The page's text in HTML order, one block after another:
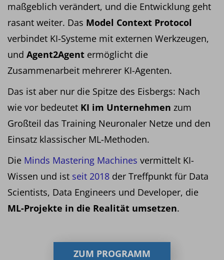
maßgeblich verändert, und die Entwicklung geht
rasant weiter. Das Model Context Protocol
verbindet KI-Systeme mit externen Werkzeugen,
und Agent2Agent ermöglicht die
Zusammenarbeit mehrerer KI-Agenten.
Das ist aber nur die Spitze des Eisbergs: Nach
wie vor bedeutet KI im Unternehmen zum
Großteil das Training Neuronaler Netze und den
Einsatz klassischer ML-Methoden.
Die Minds Mastering Machines vermittelt KI-
Wissen und ist seit 2018 der Treffpunkt für Data
Scientists, Data Engineers und Developer, die
ML-Projekte in die Realität umsetzen.
ZUM PROGRAMM